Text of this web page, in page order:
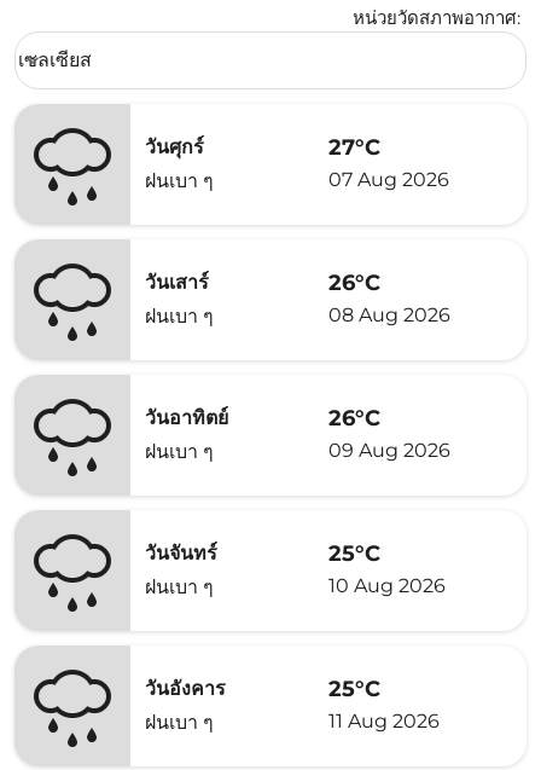
หน่วยวัดสภาพอากาศ:
Weather unit option เซลเซียส Selected
เซลเซียส
keyboard_arrow_down
วันศุกร์
ฝนเบา ๆ
27°C
07 Aug 2026
วันเสาร์
ฝนเบา ๆ
26°C
08 Aug 2026
วันอาทิตย์
ฝนเบา ๆ
26°C
09 Aug 2026
วันจันทร์
ฝนเบา ๆ
25°C
10 Aug 2026
วันอังคาร
ฝนเบา ๆ
25°C
11 Aug 2026